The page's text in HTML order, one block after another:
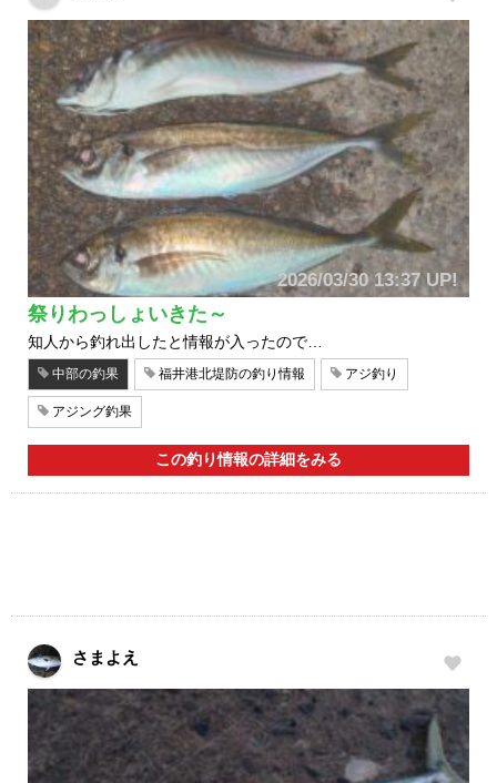
2026/03/30 13:37 UP!
祭りわっしょいきた～
知人から釣れ出したと情報が入ったので…
中部の釣果 福井港北堤防の釣り情報 アジ釣り
アジング釣果
この釣り情報の詳細をみる
さまよえ